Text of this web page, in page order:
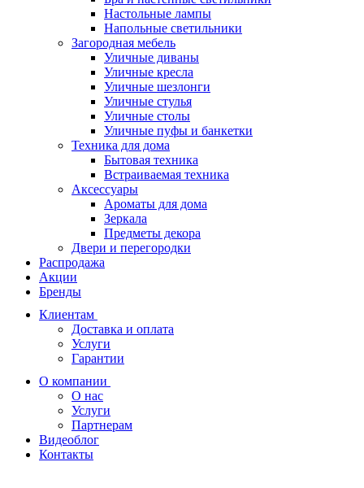
Настольные лампы
Напольные светильники
Загородная мебель
Уличные диваны
Уличные кресла
Уличные шезлонги
Уличные стулья
Уличные столы
Уличные пуфы и банкетки
Техника для дома
Бытовая техника
Встраиваемая техника
Аксессуары
Ароматы для дома
Зеркала
Предметы декора
Двери и перегородки
Распродажа
Акции
Бренды
Клиентам
Доставка и оплата
Услуги
Гарантии
О компании
О нас
Услуги
Партнерам
Видеоблог
Контакты